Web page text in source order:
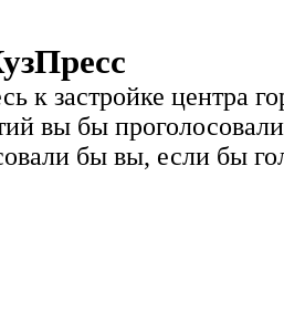
к застройке центра
вы бы
бы вы, если бы